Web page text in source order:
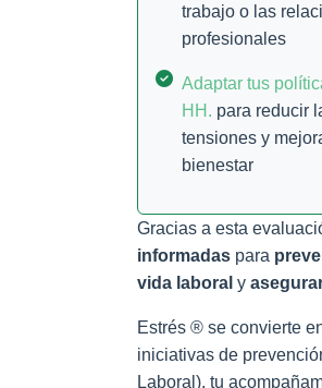
trabajo o las
profesionales
Adaptar tus
HH. para reducir
tensiones y
bienestar
Gracias a esta
informadas para
vida laboral y
Estrés ® se convierte
iniciativas de
Laboral), tu